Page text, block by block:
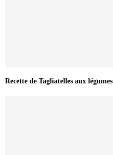
Recette de Tagliatelles aux légumes